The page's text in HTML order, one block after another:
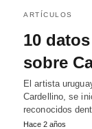
ARTÍCULOS
10
sobre
El artista
Cardellino, se
reconocidos
Hace 2 años